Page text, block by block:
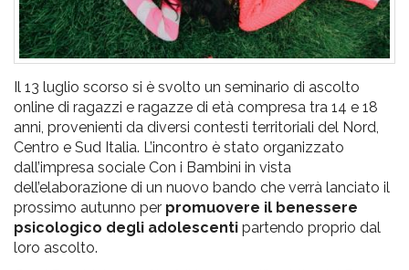
Il 13 luglio scorso si è svolto un seminario di ascolto
online di ragazzi e ragazze di età compresa tra 14 e 18
anni, provenienti da diversi contesti territoriali del Nord,
Centro e Sud Italia. L’incontro è stato organizzato
dall’impresa sociale Con i Bambini in vista
dell’elaborazione di un nuovo bando che verrà lanciato il
prossimo autunno per promuovere il benessere
psicologico degli adolescenti partendo proprio dal
loro ascolto.